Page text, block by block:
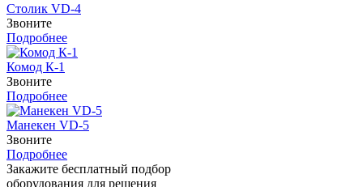
Столик VD-4
Звоните
Подробнее
Комод К-1
Звоните
Подробнее
Манекен VD-5
Звоните
Подробнее
Закажите бесплатный подбор
оборудования для решения